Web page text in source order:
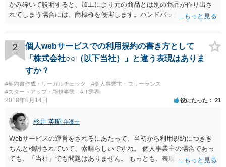
かみ砕いて説明すると、加工により元の商品とは別の商品が作り出さ
れてしまう場合には、商標権を侵害します。ハンドバッグをポーチに
ための加工（一般にいう修理）は、商標権を侵害しません。 商標権者
は、その商品を売ったときに対価を回収しているので、商標権は用い
尽くされている（用尽、消尽といいます。）と解釈されます。他方
で、商標権者の預かり知らないところで、販売した商品から別の商品
（コピー品やリメイク品）が作りだされてしまうと、その商品が仮に
酷い品質であれば、商標権者のブランドイメージが傷ついてしまいま
すし、その証商標権者にクレームが来てしまいますので、商標権を侵
害します。その商品が流通すれば商標権（ロゴマーク等）に対する一
般消費者の信頼も害することになります。また、本来商標権者に入る
べき利益が入らないことになります。 修理だけではそのような問題は
生じません。
2
個人webサービスでの利用規約の書き方として
「株式会社○○（以下当社）」と違う表現はありま
すか？
#契約書作成・リーガルチェック
#個人事業主・フリーランス
#スタートアップ・新規事業
#IT業界
2018年8月14日 役にたった 21
杉井 英昭 弁護士
Webサービスの運営をされるにあたって、当初から利用規約につきき
ちんと検討されていて、素晴らしいですね。 個人事業主の場合であっ
ても、「当社」でも問題はありません。 もっとも、表現に違和感があ